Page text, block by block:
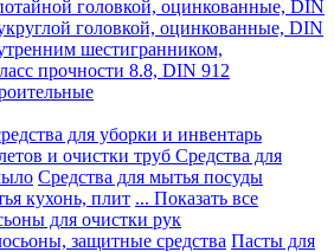
головкой, оцинкованные, DIN
головкой, оцинкованные, DIN
шестигранником,
прочности 8.8, DIN 912
для уборки и инвентарь
и очистки труб Средства для
Средства для мытья посуды
кухонь, плит ... Показать все
для очистки рук
защитные средства Пасты для